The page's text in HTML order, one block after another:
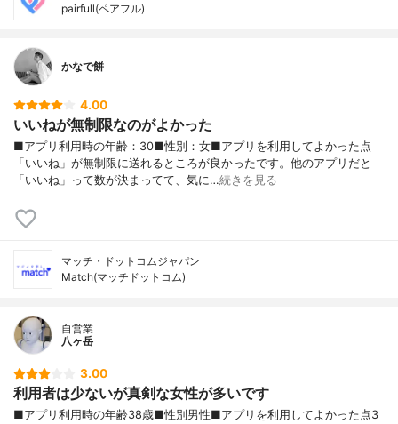
pairfull(ペアフル)
かなで餅
4.00
いいねが無制限なのがよかった
■アプリ利用時の年齢：30■性別：女■アプリを利用してよかった点
「いいね」が無制限に送れるところが良かったです。他のアプリだと
「いいね」って数が決まってて、気に…続きを見る
マッチ・ドットコムジャパン
Match(マッチドットコム)
自営業
八ヶ岳
3.00
利用者は少ないが真剣な女性が多いです
■アプリ利用時の年齢38歳■性別男性■アプリを利用してよかった点3